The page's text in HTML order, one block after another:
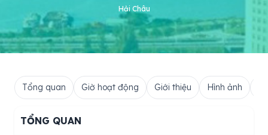
Hải Châu
Tổng quan Giờ hoạt động Giới thiệu Hình ảnh
TỔNG QUAN